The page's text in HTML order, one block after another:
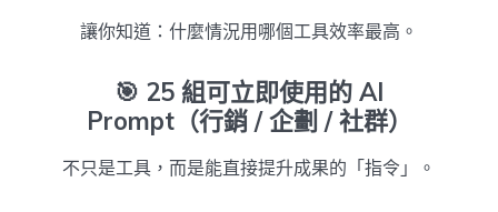
讓你知道：什麼情況用哪個工具效率最高。
🎯 25 組可立即使用的 AI
Prompt（行銷 / 企劃 / 社群）
不只是工具，而是能直接提升成果的「指令」。